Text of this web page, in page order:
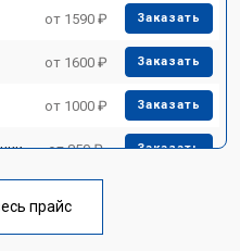
от 1590 ₽ Заказать
от 1600 ₽ Заказать
от 1000 ₽ Заказать
от 850 ₽ Заказать
от 2000 ₽
прайс